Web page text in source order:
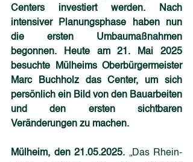
Centers investiert werden. Nach
intensiver Planungsphase haben nun
die ersten Umbaumaßnahmen
begonnen. Heute am 21. Mai 2025
besuchte Mülheims Oberbürgermeister
Marc Buchholz das Center, um sich
persönlich ein Bild von den Bauarbeiten
und den ersten sichtbaren
Veränderungen zu machen.
Mülheim, den 21.05.2025. „Das Rhein-